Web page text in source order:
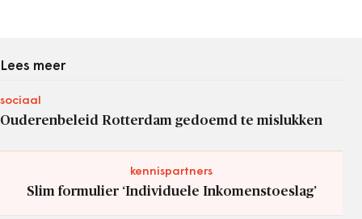
Lees meer
sociaal
Ouderenbeleid Rotterdam gedoemd te mislukken
kennispartners
Slim formulier ‘Individuele Inkomenstoeslag’